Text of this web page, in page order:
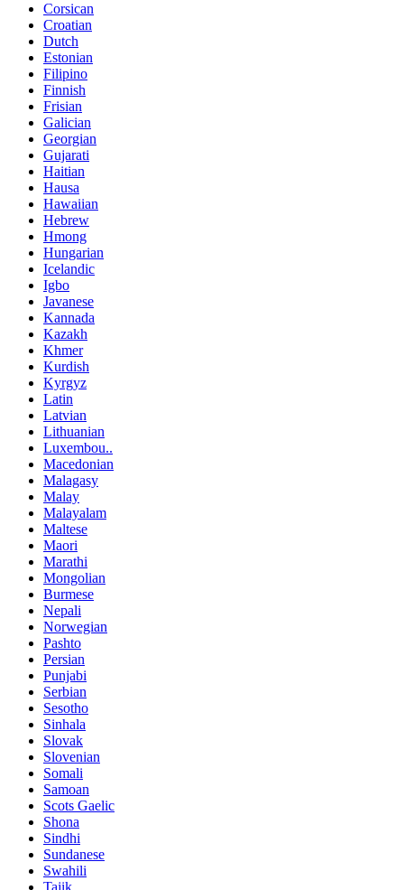
Corsican
Croatian
Dutch
Estonian
Filipino
Finnish
Frisian
Galician
Georgian
Gujarati
Haitian
Hausa
Hawaiian
Hebrew
Hmong
Hungarian
Icelandic
Igbo
Javanese
Kannada
Kazakh
Khmer
Kurdish
Kyrgyz
Latin
Latvian
Lithuanian
Luxembou..
Macedonian
Malagasy
Malay
Malayalam
Maltese
Maori
Marathi
Mongolian
Burmese
Nepali
Norwegian
Pashto
Persian
Punjabi
Serbian
Sesotho
Sinhala
Slovak
Slovenian
Somali
Samoan
Scots Gaelic
Shona
Sindhi
Sundanese
Swahili